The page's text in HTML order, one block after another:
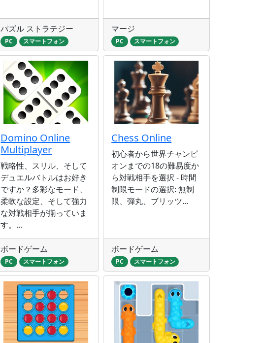
パズル ストラテジー
PC スマートフォン
マージ
PC スマートフォン
Domino Online
Multiplayer
戦略性、スリル、そして
デュエルバトルはお好き
ですか？多彩なモード、
柔軟な設定、そして強力
な対戦相手が揃っていま
す。...
ボードゲーム
PC スマートフォン
Chess Online
初心者から世界チャンピ
オンまでの18の難易度か
ら対戦相手を選択 - 時間
制限モードの選択: 無制
限、弾丸、ブリッツ...
ボードゲーム
PC スマートフォン